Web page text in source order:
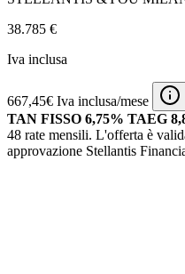
38.785 €
Iva inclusa
667,45€ Iva inclusa/mese
TAN FISSO 6,75% TAEG
48 rate mensili. L'offerta è
approvazione Stellantis